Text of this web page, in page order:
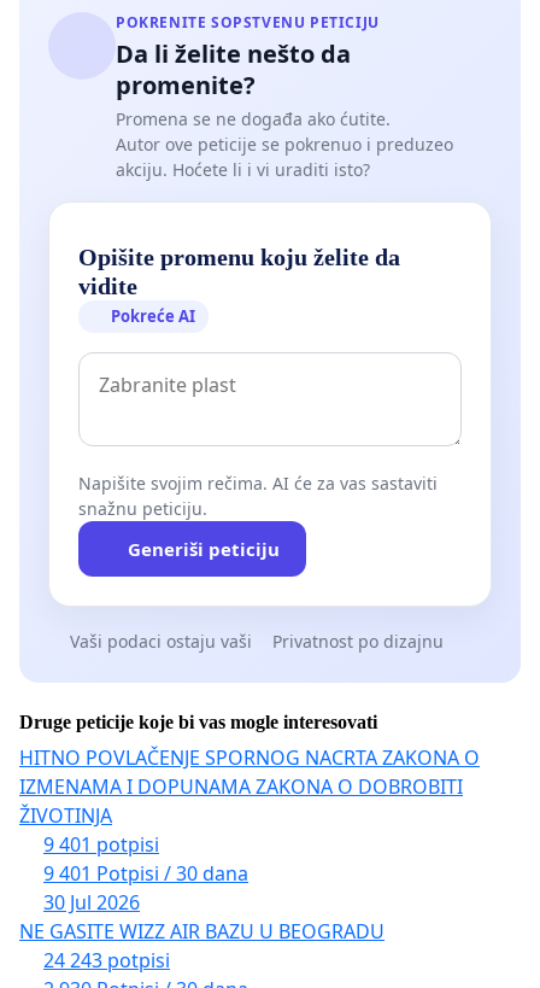
POKRENITE SOPSTVENU PETICIJU
Da li želite nešto da
promenite?
Promena se ne događa ako ćutite.
Autor ove peticije se pokrenuo i preduzeo
akciju. Hoćete li i vi uraditi isto?
Opišite promenu koju želite da
vidite
Pokreće AI
Napišite svojim rečima. AI će za vas sastaviti
snažnu peticiju.
Generiši peticiju
Vaši podaci ostaju vaši Privatnost po dizajnu
Druge peticije koje bi vas mogle interesovati
HITNO POVLAČENJE SPORNOG NACRTA ZAKONA O
IZMENAMA I DOPUNAMA ZAKONA O DOBROBITI
ŽIVOTINJA
9 401 potpisi
9 401 Potpisi / 30 dana
30 Jul 2026
NE GASITE WIZZ AIR BAZU U BEOGRADU
24 243 potpisi